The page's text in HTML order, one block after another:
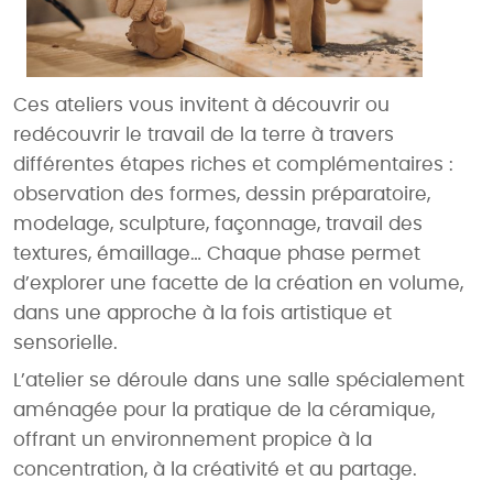
Ces ateliers vous invitent à découvrir ou
redécouvrir le travail de la terre à travers
différentes étapes riches et complémentaires :
observation des formes, dessin préparatoire,
modelage, sculpture, façonnage, travail des
textures, émaillage… Chaque phase permet
d’explorer une facette de la création en volume,
dans une approche à la fois artistique et
sensorielle.
L’atelier se déroule dans une salle spécialement
aménagée pour la pratique de la céramique,
offrant un environnement propice à la
concentration, à la créativité et au partage.